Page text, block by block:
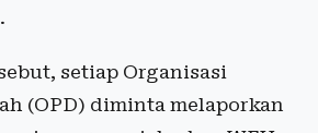
setiap Organisasi
(OPD) diminta melaporkan